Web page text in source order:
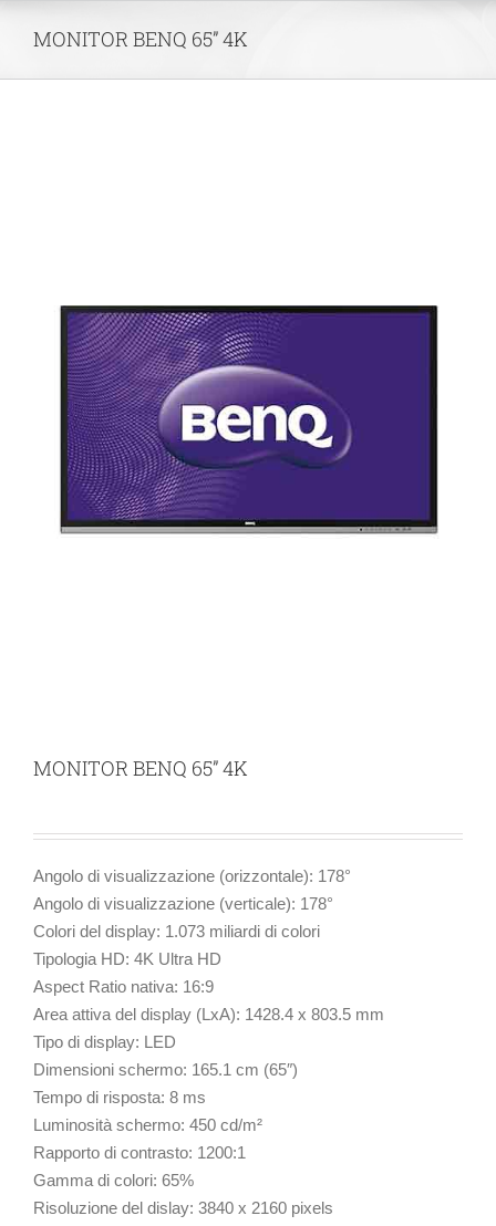
MONITOR BENQ 65” 4K
MONITOR BENQ 65” 4K
Angolo di visualizzazione (orizzontale): 178°
Angolo di visualizzazione (verticale): 178°
Colori del display: 1.073 miliardi di colori
Tipologia HD: 4K Ultra HD
Aspect Ratio nativa: 16:9
Area attiva del display (LxA): 1428.4 x 803.5 mm
Tipo di display: LED
Dimensioni schermo: 165.1 cm (65″)
Tempo di risposta: 8 ms
Luminosità schermo: 450 cd/m²
Rapporto di contrasto: 1200:1
Gamma di colori: 65%
Risoluzione del dislay: 3840 x 2160 pixels